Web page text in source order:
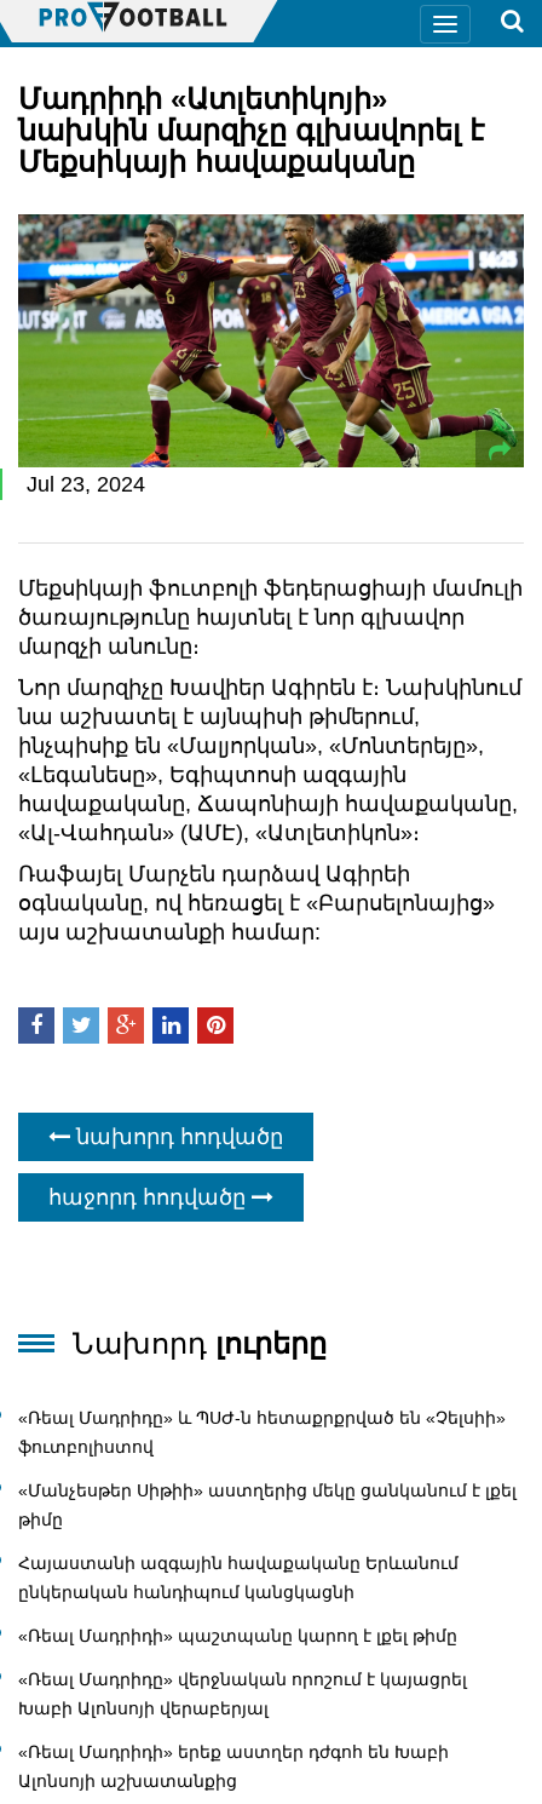
Մադրիդի «Ատլետիկոյի»
նախկին մարզիչը գլխավորել է
Մեքսիկայի հավաքականը
Jul 23, 2024
Մեքսիկայի ֆուտբոլի ֆեդերացիայի մամուլի
ծառայությունը հայտնել է նոր գլխավոր
մարզչի անունը։
Նոր մարզիչը Խավիեր Ագիրեն է։ Նախկինում
նա աշխատել է այնպիսի թիմերում,
ինչպիսիք են «Մալյորկան», «Մոնտերեյը»,
«Լեգանեսը», Եգիպտոսի ազգային
հավաքականը, Ճապոնիայի հավաքականը,
«Ալ-Վահդան» (ԱՄԷ), «Ատլետիկոն»։
Ռաֆայել Մարչեն դարձավ Ագիրեի
օգնականը, ով հեռացել է «Բարսելոնայից»
այս աշխատանքի համար:
նախորդ հոդվածը
հաջորդ հոդվածը
Նախորդ լուրերը
«Ռեալ Մադրիդը» և ՊՍԺ-ն հետաքրքրված են «Չելսիի»
ֆուտբոլիստով
«Մանչեսթեր Սիթիի» աստղերից մեկը ցանկանում է լքել
թիմը
Հայաստանի ազգային հավաքականը Երևանում
ընկերական հանդիպում կանցկացնի
«Ռեալ Մադրիդի» պաշտպանը կարող է լքել թիմը
«Ռեալ Մադրիդը» վերջնական որոշում է կայացրել
Խաբի Ալոնսոյի վերաբերյալ
«Ռեալ Մադրիդի» երեք աստղեր դժգոհ են Խաբի
Ալոնսոյի աշխատանքից